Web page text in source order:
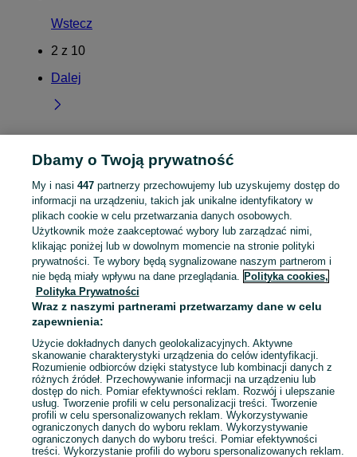
Wstecz
2 z 10
Dalej
Strona główna Łódzkie Szczawin Kolonia
KATEGORIA
Skorzystaj z największego serwisu ogłoszeniowego - Szczawin Kolonia i okolice! Kupuj to, czego pragniesz i sprzedawaj to, czego już nie potrzebujesz! Zobacz
Mapa kategorii
Mapa miejscowości
Mapa ministron
Popularne wyszukiwania
Dbamy o Twoją prywatność
My i nasi 447partnerzy przechowujemy lub uzyskujemy dostęp do
informacji na urządzeniu, takich jak unikalne identyfikatory w
plikach cookie w celu przetwarzania danych osobowych.
Użytkownik może zaakceptować wybory lub zarządzać nimi,
klikając poniżej lub w dowolnym momencie na stronie polityki
prywatności. Te wybory będą sygnalizowane naszym partnerom i
nie będą miały wpływu na dane przeglądania. Polityka cookies,
Polityka Prywatności
Wraz z naszymi partnerami przetwarzamy dane w celu
zapewnienia:
Użycie dokładnych danych geolokalizacyjnych. Aktywne
skanowanie charakterystyki urządzenia do celów identyfikacji.
Rozumienie odbiorców dzięki statystyce lub kombinacji danych z
różnych źródeł. Przechowywanie informacji na urządzeniu lub
dostęp do nich. Pomiar efektywności reklam. Rozwój i ulepszanie
usług. Tworzenie profili w celu personalizacji treści. Tworzenie
profili w celu spersonalizowanych reklam. Wykorzystywanie
ograniczonych danych do wyboru reklam. Wykorzystywanie
ograniczonych danych do wyboru treści. Pomiar efektywności
treści. Wykorzystanie profili do wyboru spersonalizowanych reklam.